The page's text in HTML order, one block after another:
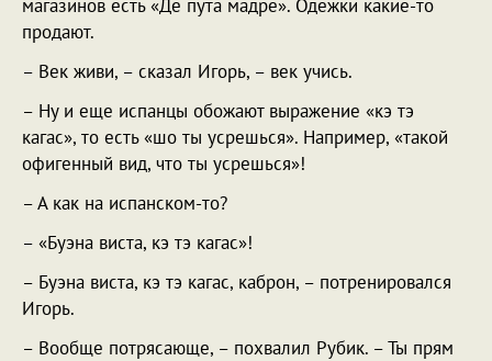
магазинов есть «Де пута мадре». Одежки какие-то
продают.
– Век живи, – сказал Игорь, – век учись.
– Ну и еще испанцы обожают выражение «кэ тэ
кагас», то есть «шо ты усрешься». Например, «такой
офигенный вид, что ты усрешься»!
– А как на испанском-то?
– «Буэна виста, кэ тэ кагас»!
– Буэна виста, кэ тэ кагас, каброн, – потренировался
Игорь.
– Вообще потрясающе, – похвалил Рубик. – Ты прям